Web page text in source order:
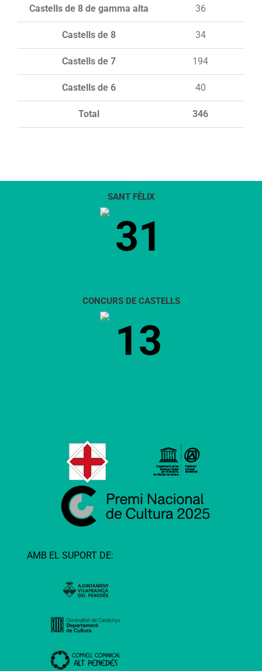
Total 346
Castells de 8 de gamma alta 36
Castells de 8 34
Castells de 7 194
Castells de 6 40
SANT FÈLIX
31
CONCURS DE CASTELLS
13
AMB EL SUPORT DE: